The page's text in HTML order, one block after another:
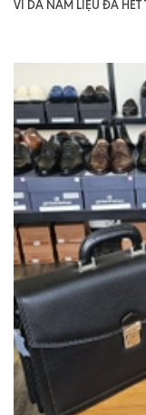
VÍ DA NAM LIỆU ĐÃ HẾT